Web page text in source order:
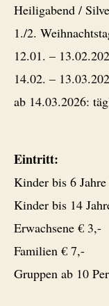
Heiligabend /
1./2.
12.01. –
14.02. –
ab 14.03.2026:
Eintritt:
Kinder bis 6
Kinder bis 14
Erwachsene € 3,-
Familien € 7,-
Gruppen ab 10